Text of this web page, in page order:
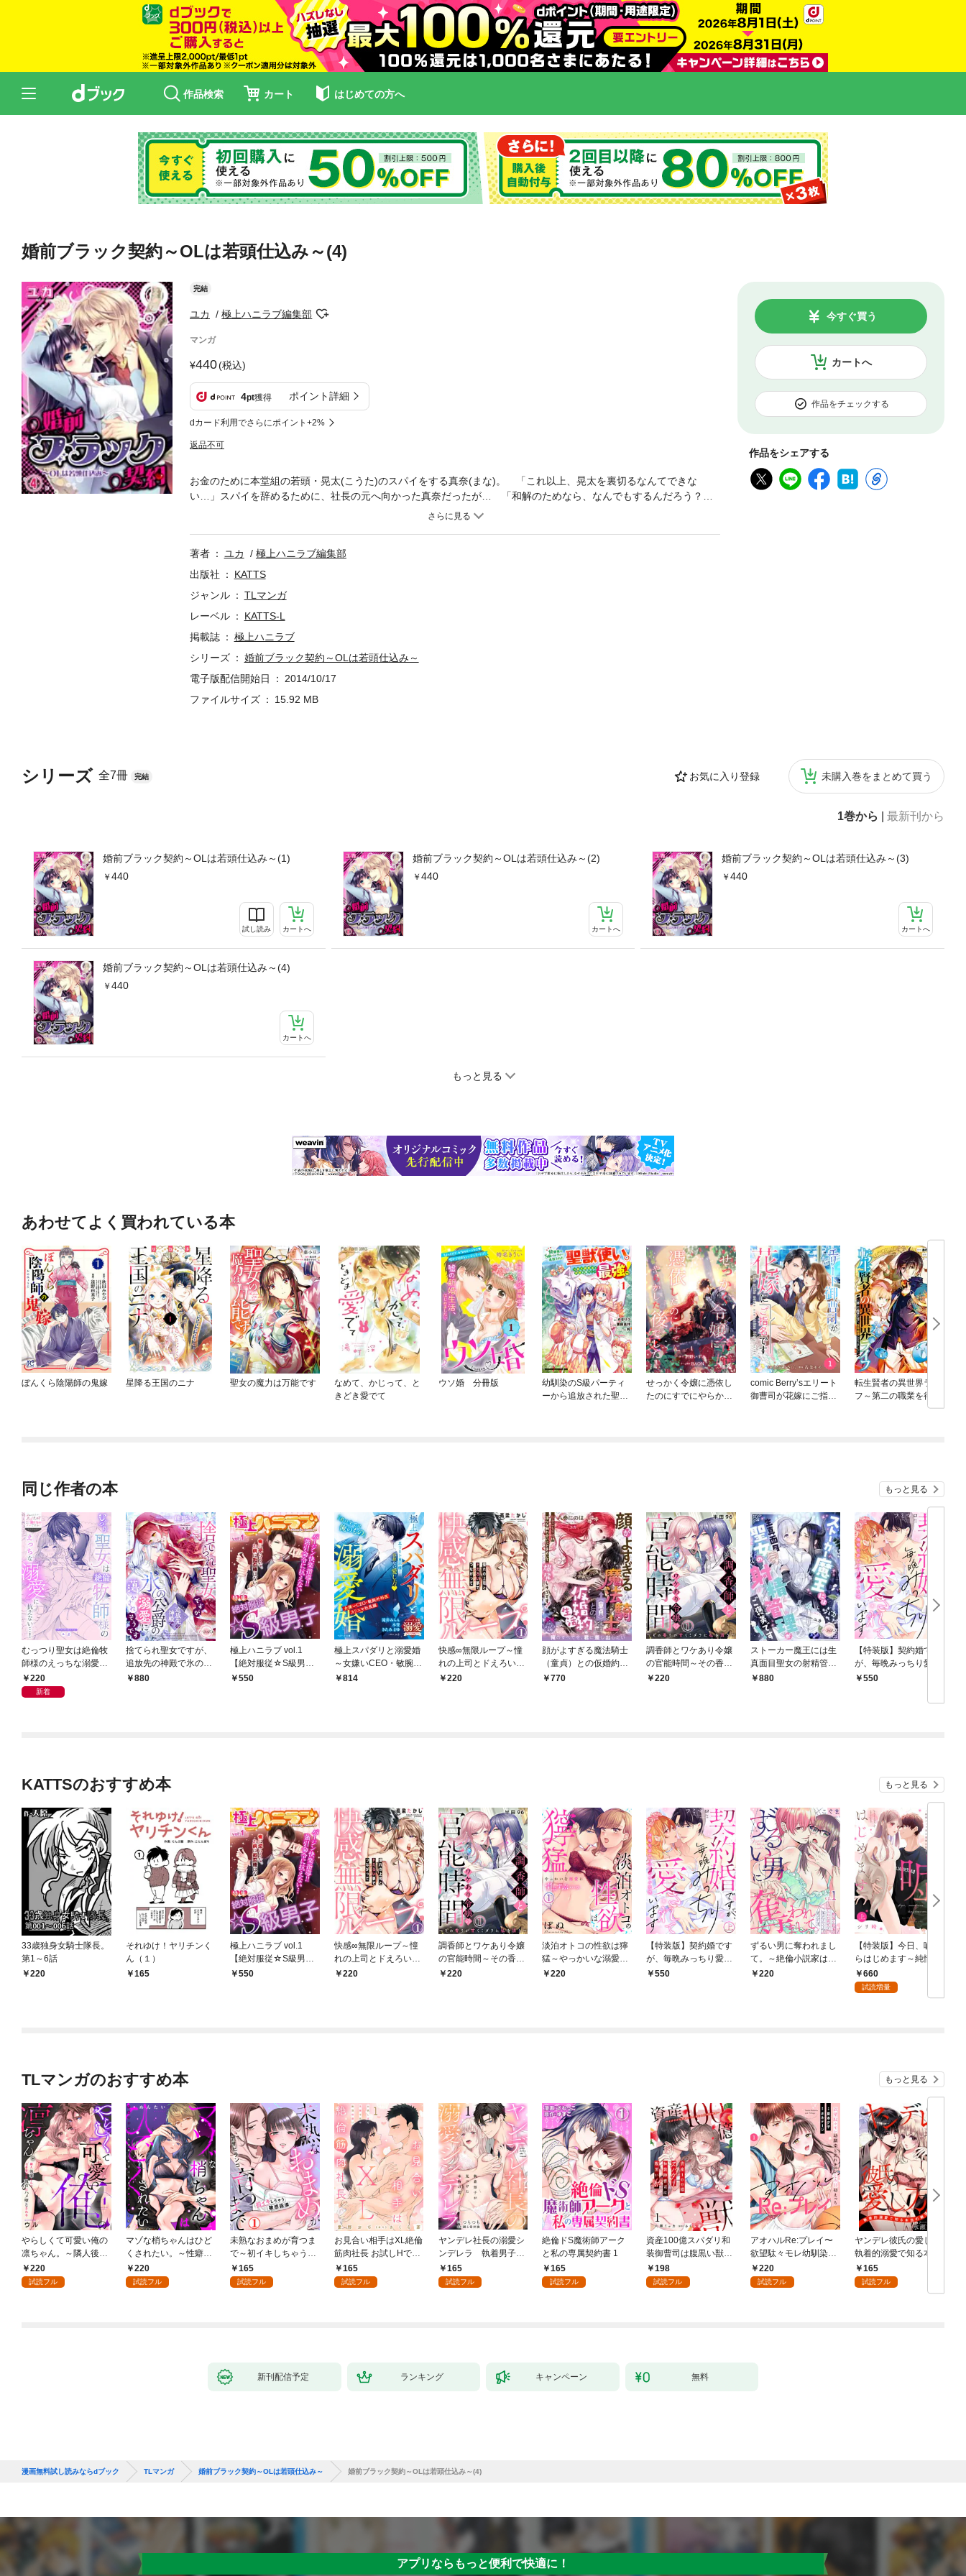
作品検索 カート はじめての方へ
婚前ブラック契約～OLは若頭仕込み～(4)
完結
ユカ 極上ハニラブ編集部
マンガ
440(税込)
4pt獲得 ポイント詳細
dカード利用でさらにポイント+2%
返品不可
カートへ
今すぐ買う
作品をチェックする
作品をシェアする
シリーズ 全7冊 完結 お気に入り登録 未購入巻をまとめて買う
1巻から 最新刊から
婚前ブラック契約～OLは若頭仕込み～(1)
440
試し読み カートへ
婚前ブラック契約～OLは若頭仕込み～(2)
440
カートへ
婚前ブラック契約～OLは若頭仕込み～(3)
440
カートへ
婚前ブラック契約～OLは若頭仕込み～(4)
440
カートへ
もっと見る
お金のために本堂組の若頭・晃太(こうた)のスパイをする真奈(まな)。 「これ以上、晃太を裏切るなんてできな
い…」スパイを辞めるために、社長の元へ向かった真奈だったが… 「和解のためなら、なんでもするんだろう？」
服を脱がされて、感じてる姿を撮影されちゃって…！？
著者 ユカ
極上ハニラブ編集部
出版社
KATTS
ジャンル
TLマンガ
レーベル
KATTS-L
掲載誌
極上ハニラブ
シリーズ
婚前ブラック契約～OLは若頭仕込み～
電子版配信開始日
2014/10/17
ファイルサイズ
15.92 MB
あわせてよく買われている本
ぼんくら陰陽師の鬼嫁 星降る王国のニナ 聖女の魔力は万能です
なめて、かじって、と
きどき愛でて
ウソ婚 分冊版
幼馴染のS級パーティ
ーから追放された聖獣
せっかく令嬢に憑依し
たのにすでにやらかし
comic Berry’sエリート
御曹司が花嫁にご指名
転生賢者の異世界ライ
フ～第二の職業を得
て、世界最強になりま
同じ作者の本 もっと見る
むっつり聖女は絶倫牧
師様のえっちな溺愛に
抗えない…！
220
新着
捨てられ聖女ですが、
追放先の神殿で氷の公
爵の溺愛に蕩かされそ
880
極上ハニラブ vol.1
【絶対服従☆S級男
子】550
極上スパダリと溺愛婚
～女嫌いCEO・敏腕外
科医・カリスマ社長編
814
快感∞無限ループ～憧
れの上司とドえろい夢
でつながって～(1)
220
顔がよすぎる魔法騎士
（童貞）との仮婚約生
活 引きこもり姫は淫
770
調香師とワケあり令嬢
の官能時間～その香り
が甘くミダラに私を誘
220
ストーカー魔王には生
真面目聖女の射精管理
がご褒美です！
880
【特装版】契約婚です
が、毎晩みっちり愛さ
れています～傲慢旦那
550
KATTSのおすすめ本 もっと見る
33歳独身女騎士隊長。
第1～6話
220
それゆけ！ヤリチンく
ん（１）
165
極上ハニラブ vol.1
【絶対服従☆S級男
子】550
快感∞無限ループ～憧
れの上司とドえろい夢
でつながって～(1)
220
調香師とワケあり令嬢
の官能時間～その香り
が甘くミダラに私を誘
220
淡泊オトコの性欲は獰
猛～やっかいな溺愛に
ずぶずぶ…っ(1)
220
【特装版】契約婚です
が、毎晩みっちり愛さ
れています～傲慢旦那
550
ずるい男に奪われまし
て。～絶倫小説家はこ
じらせ処女を体のオク
220
【特装版】今日、嘘か
らはじめます～純情チ
ャラ男の我慢は限界～
（上）【電子限定おま
660
試読増量
TLマンガのおすすめ本 もっと見る
やらしくて可愛い俺の
凛ちゃん。～隣人後輩
くんのイキすぎた執着
にハメ堕とされる～(1)
220
試読フル
マゾな梢ちゃんはひど
くされたい。～性癖マ
ッチした後輩と欲望の
ままにセックスしたら
220
試読フル
未熟なおまめが育つま
で～初イキしちゃう敏
感指導～1
165
試読フル
お見合い相手はXL絶倫
筋肉社長 お試しHで気
絶寸前の絶頂快感！？
1【電子書店限定特典
165
試読フル
ヤンデレ社長の溺愛シ
ンデレラ 執着男子が
見つけた本物の恋 1
165
試読フル
絶倫ドS魔術師アーク
と私の専属契約書 1
165
試読フル
資産100億スパダリ和
装御曹司は腹黒い獣～
イジワルな指遣いから
感じる圧倒的快感～ 1
198
試読フル
アオハルRe:プレイ〜
欲望駄々モレ幼馴染と
焦れキュンとろ甘初え
っち〜（１）
220
試読フル
ヤンデレ彼氏の愛し方
執着的溺愛で知る本当
の絶頂 1
165
試読フル
新刊配信予定 ランキング キャンペーン 無料
漫画無料試し読みならdブック TLマンガ 婚前ブラック契約～OLは若頭仕込み～ 婚前ブラック契約～OLは若頭仕込み～(4)
アプリならもっと便利で快適に！